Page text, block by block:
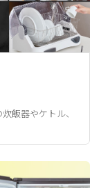
飯器やケトル、